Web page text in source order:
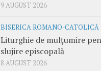
9 AUGUST 2026
BISERICA ROMANO-CATOLICĂ
Liturghie de mulțumire
slujire episcopală
8 AUGUST 2026